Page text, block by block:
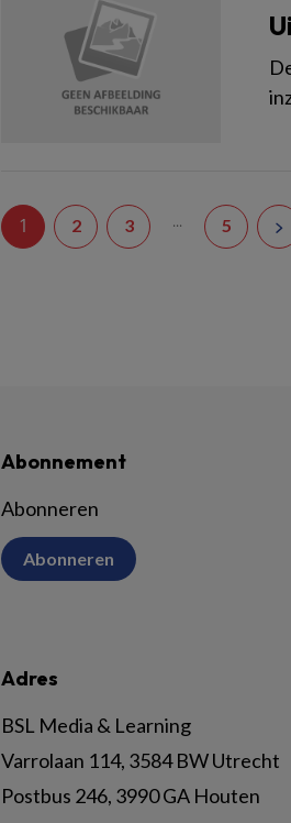
1 2 3 ... 5
Abonnement
Abonneren
Abonneren
Adres
BSL Media & Learning
Varrolaan 114, 3584 BW Utrecht
Postbus 246, 3990 GA Houten